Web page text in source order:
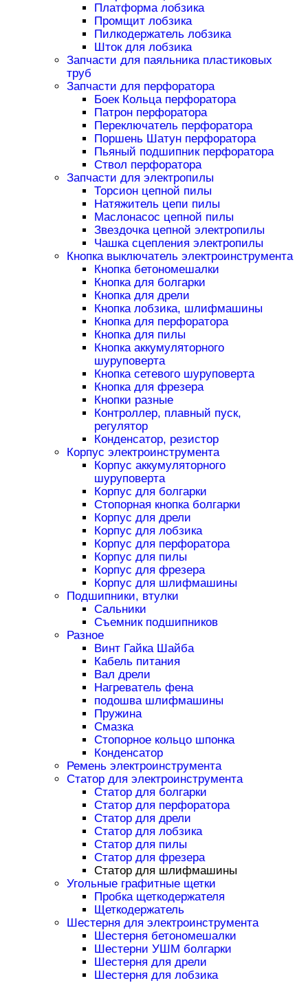
Платформа лобзика
Промщит лобзика
Пилкодержатель лобзика
Шток для лобзика
Запчасти для паяльника пластиковых
труб
Запчасти для перфоратора
Боек Кольца перфоратора
Патрон перфоратора
Переключатель перфоратора
Поршень Шатун перфоратора
Пьяный подшипник перфоратора
Ствол перфоратора
Запчасти для электропилы
Торсион цепной пилы
Натяжитель цепи пилы
Маслонасос цепной пилы
Звездочка цепной электропилы
Чашка сцепления электропилы
Кнопка выключатель электроинструмента
Кнопка бетономешалки
Кнопка для болгарки
Кнопка для дрели
Кнопка лобзика, шлифмашины
Кнопка для перфоратора
Кнопка для пилы
Кнопка аккумуляторного
шуруповерта
Кнопка сетевого шуруповерта
Кнопка для фрезера
Кнопки разные
Контроллер, плавный пуск,
регулятор
Конденсатор, резистор
Корпус электроинструмента
Корпус аккумуляторного
шуруповерта
Корпус для болгарки
Стопорная кнопка болгарки
Корпус для дрели
Корпус для лобзика
Корпус для перфоратора
Корпус для пилы
Корпус для фрезера
Корпус для шлифмашины
Подшипники, втулки
Сальники
Съемник подшипников
Разное
Винт Гайка Шайба
Кабель питания
Вал дрели
Нагреватель фена
подошва шлифмашины
Пружина
Смазка
Стопорное кольцо шпонка
Конденсатор
Ремень электроинструмента
Статор для электроинструмента
Статор для болгарки
Статор для перфоратора
Статор для дрели
Статор для лобзика
Статор для пилы
Статор для фрезера
Статор для шлифмашины
Угольные графитные щетки
Пробка щеткодержателя
Щеткодержатель
Шестерня для электроинструмента
Шестерня бетономешалки
Шестерни УШМ болгарки
Шестерня для дрели
Шестерня для лобзика